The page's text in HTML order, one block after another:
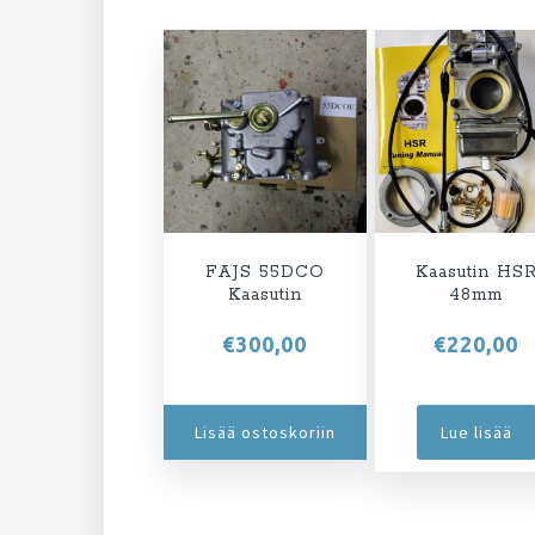
FAJS 55DCO
Kaasutin
€300,00
Lisää ostoskoriin
Kaasutin HSR
48mm
€220,00
Lue lisää